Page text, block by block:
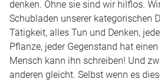
denken. Ohne sie sind wir hilflos.
Schubladen unserer kategorischen
Tätigkeit, alles Tun und Denken,
Pflanze, jeder Gegenstand hat
Mensch kann ihn schreiben! Und
anderen gleicht. Selbst wenn es